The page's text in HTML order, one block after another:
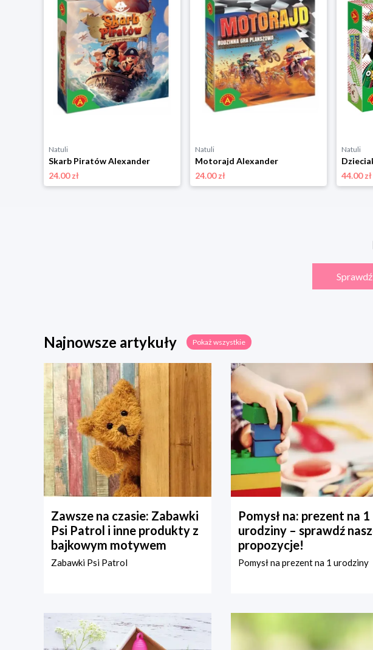
Natuli
Skarb Piratów Alexander
24.00 zł
Natuli
Motorajd Alexander
24.00 zł
Natuli
44.00 zł
Najnowsze artykuły Pokaż wszystkie
Zawsze na czasie: Zabawki
Psi Patrol i inne produkty z
bajkowym motywem
Zabawki Psi Patrol
Pomysł na: prezent na 1
urodziny – sprawdź
propozycje!
Pomysł na prezent na 1 urodziny